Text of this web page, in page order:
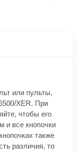
или пульты,
XER. При
чтобы его
и все кнопочки
также
различия, то